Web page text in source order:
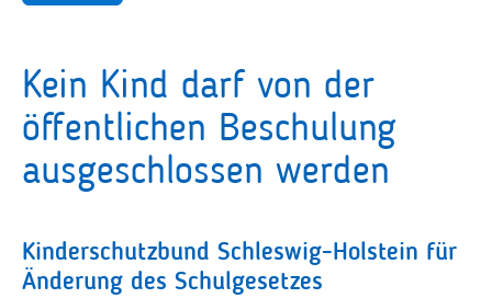
Kein Kind darf von der
öffentlichen Beschulung
ausgeschlossen werden
Kinderschutzbund Schleswig-Holstein für
Änderung des Schulgesetzes